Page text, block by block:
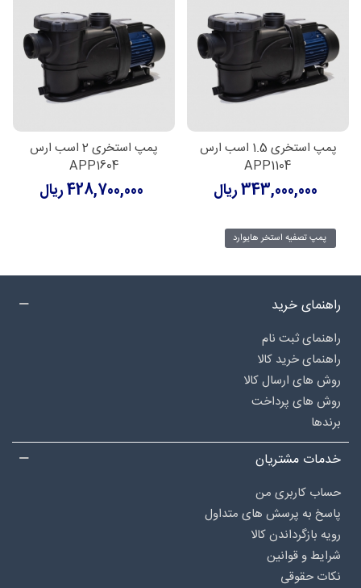
پمپ استخری 1.5 اسب ارس
APP1104
343,000,000 ریال
پمپ استخری 2 اسب ارس
APP1604
428,700,000 ریال
پمپ تصفیه استخر هایوارد
راهنمای خرید
راهنمای ثبت نام
راهنمای خرید کالا
روش های ارسال کالا
روش های پرداخت
برندها
خدمات مشتریان
حساب کاربری من
پاسخ به پرسش های متداول
رویه بازگرداندن کالا
شرایط و قوانین
نکات حقوقی